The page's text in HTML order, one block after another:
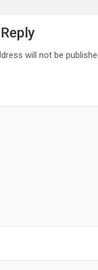
will not be